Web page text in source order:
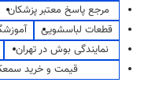
مرجع پاسخ معتبر پزشکان
قطعات لباسشویی
نمایندگی بوش در تهران
قیمت و خرید